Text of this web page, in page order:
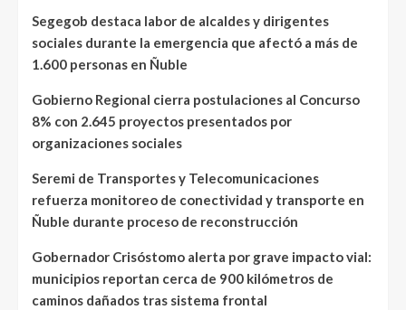
Segegob destaca labor de alcaldes y dirigentes
sociales durante la emergencia que afectó a más de
1.600 personas en Ñuble
Gobierno Regional cierra postulaciones al Concurso
8% con 2.645 proyectos presentados por
organizaciones sociales
Seremi de Transportes y Telecomunicaciones
refuerza monitoreo de conectividad y transporte en
Ñuble durante proceso de reconstrucción
Gobernador Crisóstomo alerta por grave impacto vial:
municipios reportan cerca de 900 kilómetros de
caminos dañados tras sistema frontal